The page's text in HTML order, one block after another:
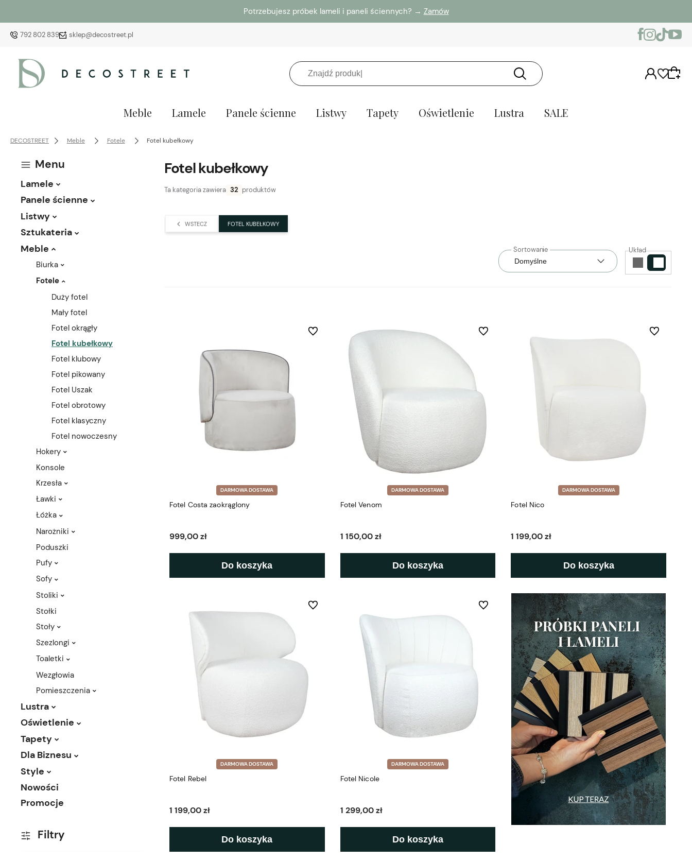
Potrzebujesz próbek lameli i paneli ściennych? → Zamów
792 802 839 sklep@decostreet.pl
Meble Lamele Panele ścienne Listwy Tapety Oświetlenie Lustra SALE
DECOSTREET Meble Fotele Fotel kubełkowy
Menu
Lamele
Panele ścienne
Listwy
Sztukateria
Meble
Biurka
Fotele
Duży fotel
Mały fotel
Fotel okrągły
Fotel kubełkowy
Fotel klubowy
Fotel pikowany
Fotel Uszak
Fotel obrotowy
Fotel klasyczny
Fotel nowoczesny
Hokery
Konsole
Krzesła
Ławki
Łóżka
Narożniki
Poduszki
Pufy
Sofy
Stoliki
Stołki
Stoły
Szezlongi
Toaletki
Wezgłowia
Pomieszczenia
Lustra
Oświetlenie
Tapety
Dla Biznesu
Style
Nowości
Promocje
Filtry
Fotel kubełkowy
Ta kategoria zawiera 32 produktów
WSTECZ FOTEL KUBEŁKOWY
Układ
DARMOWA DOSTAWA
Fotel Costa zaokrąglony
999,00 zł
Do koszyka
Do ulubionych
DARMOWA DOSTAWA
Fotel Venom
1 150,00 zł
Do koszyka
Do ulubionych
DARMOWA DOSTAWA
Fotel Nico
1 199,00 zł
Do koszyka
Do ulubionych
DARMOWA DOSTAWA
Fotel Rebel
1 199,00 zł
Do koszyka
Do ulubionych
DARMOWA DOSTAWA
Fotel Nicole
1 299,00 zł
Do koszyka
Do ulubionych